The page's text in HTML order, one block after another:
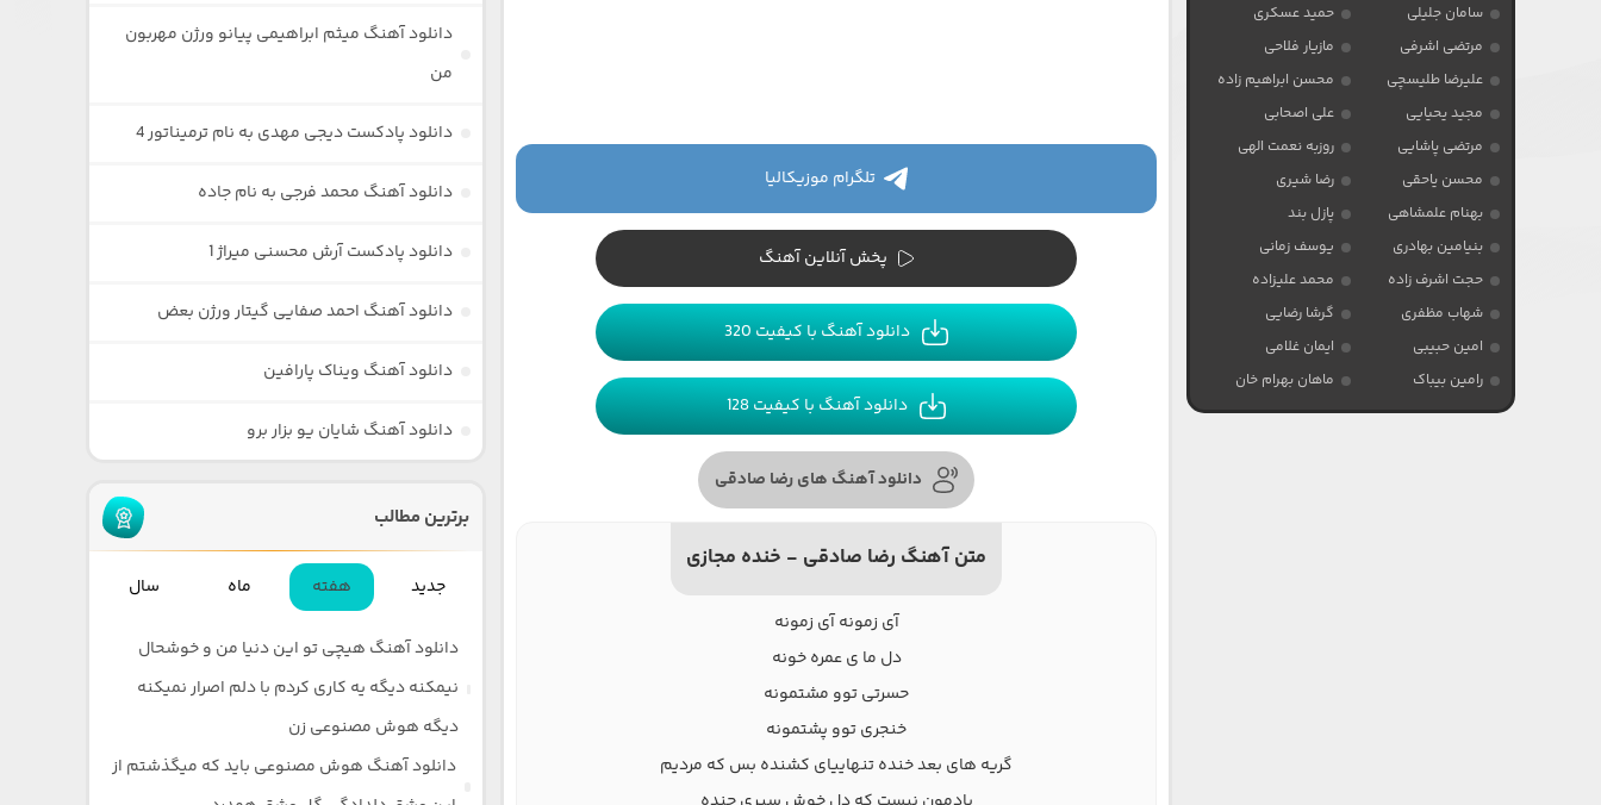
تلگرام موزیکالیا
پخش آنلاین آهنگ
دانلود آهنگ با کیفیت 320
دانلود آهنگ با کیفیت 128
دانلود آهنگ های رضا صادقی
متن آهنگ رضا صادقی - خنده مجازی
آی زمونه آی زمونه
دل ما ی عمره خونه
حسرتی توو مشتمونه
خنجری توو پشتمونه
گریه های بعد خنده تنهاییای کشنده بس که مردیم
سامان جلیلی
حمید عسکری
مرتضی اشرفی
مازیار فلاحی
علیرضا طلیسچی
محسن ابراهیم زاده
مجید یحیایی
علی اصحابی
مرتضی پاشایی
روزبه نعمت الهی
محسن یاحقی
رضا شیری
بهنام علمشاهی
پازل بند
بنیامین بهادری
یوسف زمانی
حجت اشرف زاده
محمد علیزاده
شهاب مظفری
گرشا رضایی
امین حبیبی
ایمان غلامی
رامین بیباک
ماهان بهرام خان
دانلود آهنگ میثم ابراهیمی پیانو ورژن مهربون
من
دانلود پادکست دیجی مهدی به نام ترمیناتور 4
دانلود آهنگ محمد فرجی به نام جاده
دانلود پادکست آرش محسنی میراژ 1
دانلود آهنگ احمد صفایی گیتار ورژن بعض
دانلود آهنگ ویناک پارافین
دانلود آهنگ شایان یو بزار برو
برترین مطالب
جدید هفته ماه سال
دانلود آهنگ هیچی تو این دنیا من و خوشحال
نیمکنه دیگه یه کاری کردم با دلم اصرار نمیکنه
دیگه هوش مصنوعی زن
دانلود آهنگ هوش مصنوعی باید که میگذشتم از